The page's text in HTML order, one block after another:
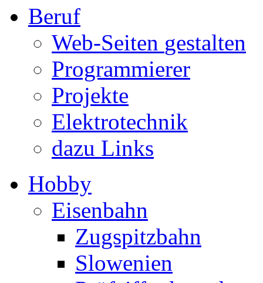
Beruf
Web-Seiten gestalten
Programmierer
Projekte
Elektrotechnik
dazu Links
Hobby
Eisenbahn
Zugspitzbahn
Slowenien